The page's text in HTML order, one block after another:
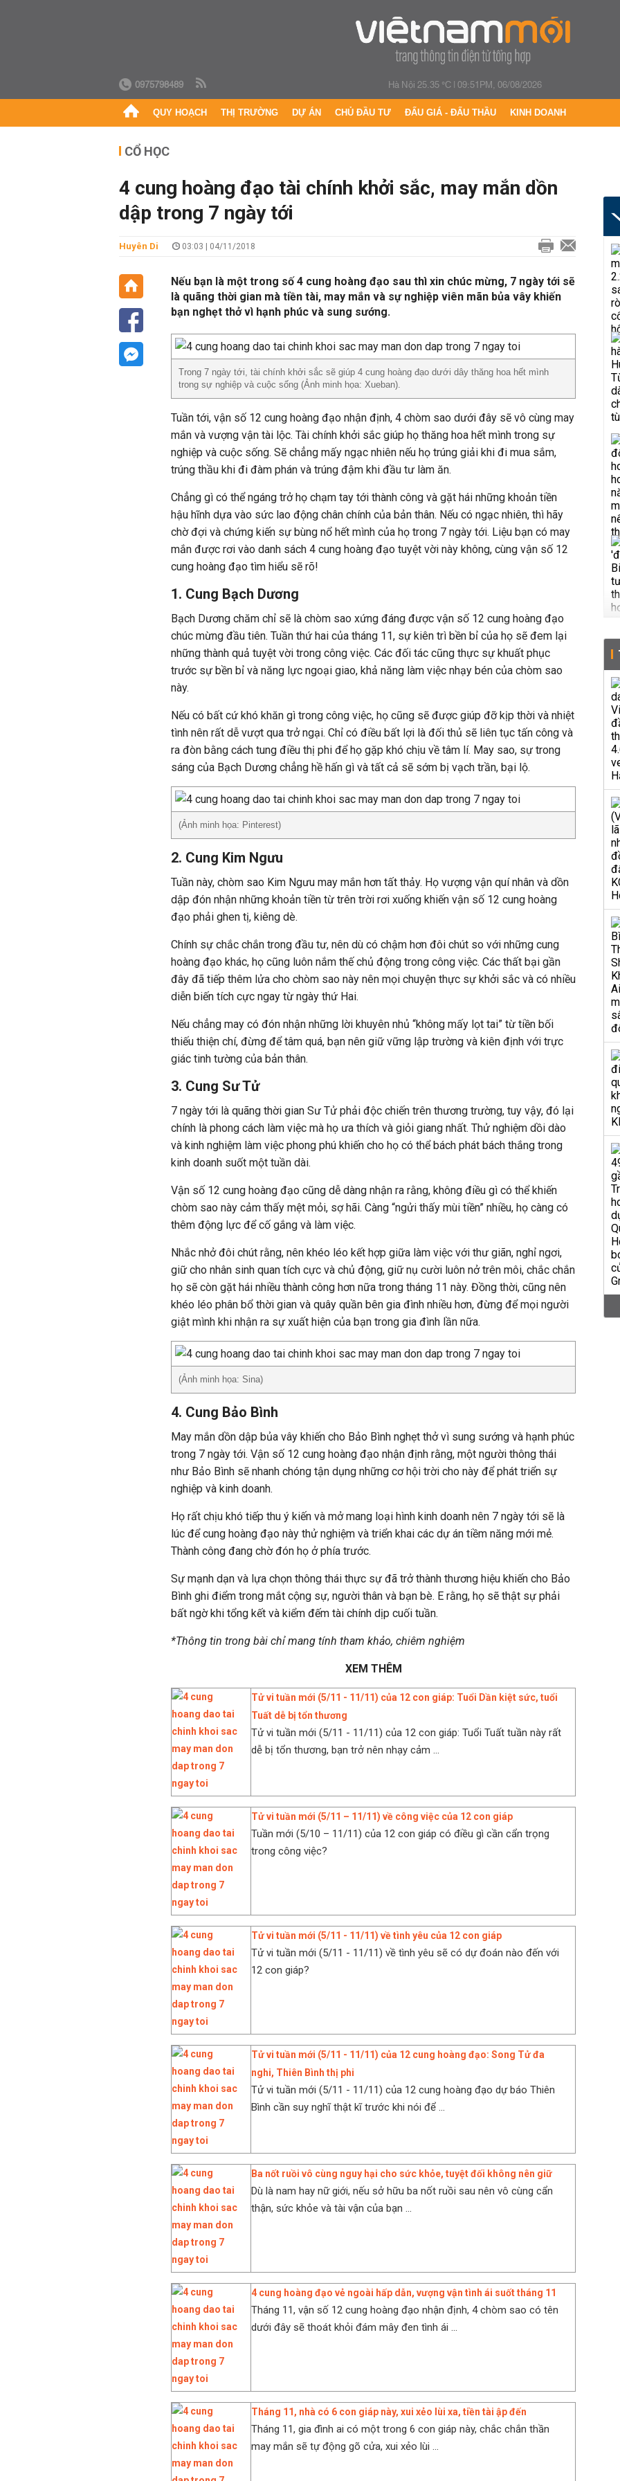
0975798489 Hà Nội 25.35 °C|09:51PM, 06/08/2026
QUY HOẠCH THỊ TRƯỜNG DỰ ÁN CHỦ ĐẦU TƯ ĐẤU GIÁ - ĐẤU THẦU KINH DOANH
CỔ HỌC
4 cung hoàng đạo tài chính khởi sắc, may mắn dồn
dập trong 7 ngày tới
Huyên Di 03:03 | 04/11/2018
Nếu bạn là một trong số 4 cung hoàng đạo sau thì xin chúc mừng, 7 ngày tới sẽ
là quãng thời gian mà tiền tài, may mắn và sự nghiệp viên mãn bủa vây khiến
bạn nghẹt thở vì hạnh phúc và sung sướng.
Trong 7 ngày tới, tài chính khởi sắc sẽ giúp 4 cung hoàng đạo dưới dây thăng hoa hết mình
trong sự nghiệp và cuộc sống (Ảnh minh họa: Xueban).
Tuần tới, vận số 12 cung hoàng đạo nhận định, 4 chòm sao dưới đây sẽ vô cùng may
mắn và vượng vận tài lộc. Tài chính khởi sắc giúp họ thăng hoa hết mình trong sự
nghiệp và cuộc sống. Sẽ chẳng mấy ngạc nhiên nếu họ trúng giải khi đi mua sắm,
trúng thầu khi đi đàm phán và trúng đậm khi đầu tư làm ăn.
Chẳng gì có thể ngáng trở họ chạm tay tới thành công và gặt hái những khoản tiền
hậu hĩnh dựa vào sức lao động chân chính của bản thân. Nếu có ngạc nhiên, thì hãy
chờ đợi và chứng kiến sự bùng nổ hết mình của họ trong 7 ngày tới. Liệu bạn có may
mắn được rơi vào danh sách 4 cung hoàng đạo tuyệt vời này không, cùng vận số 12
cung hoàng đạo tìm hiểu sẽ rõ!
1. Cung Bạch Dương
Bạch Dương chăm chỉ sẽ là chòm sao xứng đáng được vận số 12 cung hoàng đạo
chúc mừng đầu tiên. Tuần thứ hai của tháng 11, sự kiên trì bền bỉ của họ sẽ đem lại
những thành quả tuyệt vời trong công việc. Các đối tác cũng thực sự khuất phục
trước sự bền bỉ và năng lực ngoại giao, khả năng làm việc nhạy bén của chòm sao
này.
Nếu có bất cứ khó khăn gì trong công việc, họ cũng sẽ được giúp đỡ kịp thời và nhiệt
tình nên rất dễ vượt qua trở ngại. Chỉ có điều bất lợi là đối thủ sẽ liên tục tấn công và
ra đòn bằng cách tung điều thị phi để họ gặp khó chịu về tâm lí. May sao, sự trong
sáng của Bạch Dương chẳng hề hấn gì và tất cả sẽ sớm bị vạch trần, bại lộ.
(Ảnh minh họa: Pinterest)
2. Cung Kim Ngưu
Tuần này, chòm sao Kim Ngưu may mắn hơn tất thảy. Họ vượng vận quí nhân và dồn
dập đón nhận những khoản tiền từ trên trời rơi xuống khiến vận số 12 cung hoàng
đạo phải ghen tị, kiêng dè.
Chính sự chắc chắn trong đầu tư, nên dù có chậm hơn đôi chút so với những cung
hoàng đạo khác, họ cũng luôn nắm thế chủ động trong công việc. Các thất bại gần
đây đã tiếp thêm lửa cho chòm sao này nên mọi chuyện thực sự khởi sắc và có nhiều
diễn biến tích cực ngay từ ngày thứ Hai.
Nếu chẳng may có đón nhận những lời khuyên nhủ “không mấy lọt tai” từ tiền bối
thiếu thiện chí, đừng để tâm quá, bạn nên giữ vững lập trường và kiên định với trực
giác tinh tường của bản thân.
3. Cung Sư Tử
7 ngày tới là quãng thời gian Sư Tử phải độc chiến trên thương trường, tuy vậy, đó lại
chính là phong cách làm việc mà họ ưa thích và giỏi giang nhất. Thử nghiệm dồi dào
và kinh nghiệm làm việc phong phú khiến cho họ có thể bách phát bách thắng trong
kinh doanh suốt một tuần dài.
Vận số 12 cung hoàng đạo cũng dễ dàng nhận ra rằng, không điều gì có thể khiến
chòm sao này cảm thấy mệt mỏi, sợ hãi. Càng “ngửi thấy mùi tiền” nhiều, họ càng có
thêm động lực để cố gắng và làm việc.
Nhắc nhở đôi chút rằng, nên khéo léo kết hợp giữa làm việc với thư giãn, nghỉ ngơi,
giữ cho nhân sinh quan tích cực và chủ động, giữ nụ cười luôn nở trên môi, chắc chắn
họ sẽ còn gặt hái nhiều thành công hơn nữa trong tháng 11 này. Đồng thời, cũng nên
khéo léo phân bổ thời gian và quây quần bên gia đình nhiều hơn, đừng để mọi người
giật mình khi nhận ra sự xuất hiện của bạn trong gia đình lần nữa.
(Ảnh minh họa: Sina)
4. Cung Bảo Bình
May mắn dồn dập bủa vây khiến cho Bảo Bình nghẹt thở vì sung sướng và hạnh phúc
trong 7 ngày tới. Vận số 12 cung hoàng đạo nhận định rằng, một người thông thái
như Bảo Bình sẽ nhanh chóng tận dụng những cơ hội trời cho này để phát triển sự
nghiệp và kinh doanh.
Họ rất chịu khó tiếp thu ý kiến và mở mang loại hình kinh doanh nên 7 ngày tới sẽ là
lúc để cung hoàng đạo này thử nghiệm và triển khai các dự án tiềm năng mới mẻ.
Thành công đang chờ đón họ ở phía trước.
Sự mạnh dạn và lựa chọn thông thái thực sự đã trở thành thương hiệu khiến cho Bảo
Bình ghi điểm trong mắt cộng sự, người thân và bạn bè. E rằng, họ sẽ thật sự phải
bất ngờ khi tổng kết và kiểm đếm tài chính dịp cuối tuần.
*Thông tin trong bài chỉ mang tính tham khảo, chiêm nghiệm
XEM THÊM
Tử vi tuần mới (5/11 - 11/11) của 12 con giáp: Tuổi Dần kiệt sức, tuổi
Tuất dễ bị tổn thương
Tử vi tuần mới (5/11 - 11/11) của 12 con giáp: Tuổi Tuất tuần này rất
dễ bị tổn thương, bạn trở nên nhạy cảm ...
Tử vi tuần mới (5/11 – 11/11) về công việc của 12 con giáp
Tuần mới (5/10 – 11/11) của 12 con giáp có điều gì cần cẩn trọng
trong công việc?
Tử vi tuần mới (5/11 - 11/11) về tình yêu của 12 con giáp
Tử vi tuần mới (5/11 - 11/11) về tình yêu sẽ có dự đoán nào đến với
12 con giáp?
Tử vi tuần mới (5/11 - 11/11) của 12 cung hoàng đạo: Song Tử đa
nghi, Thiên Bình thị phi
Tử vi tuần mới (5/11 - 11/11) của 12 cung hoàng đạo dự báo Thiên
Bình cần suy nghĩ thật kĩ trước khi nói để ...
Ba nốt ruồi vô cùng nguy hại cho sức khỏe, tuyệt đối không nên giữ
Dù là nam hay nữ giới, nếu sở hữu ba nốt ruồi sau nên vô cùng cẩn
thận, sức khỏe và tài vận của bạn ...
4 cung hoàng đạo vẻ ngoài hấp dẫn, vượng vận tình ái suốt tháng 11
Tháng 11, vận số 12 cung hoàng đạo nhận định, 4 chòm sao có tên
dưới đây sẽ thoát khỏi đám mây đen tình ái ...
Tháng 11, nhà có 6 con giáp này, xui xẻo lùi xa, tiền tài ập đến
Tháng 11, gia đình ai có một trong 6 con giáp này, chắc chắn thần
may mắn sẽ tự động gõ cửa, xui xẻo lùi ...